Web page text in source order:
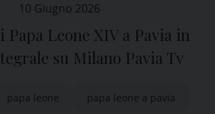
10 Giugno 2026
Papa Leone XIV a Pavia in
su Milano Pavia Tv
papa leone papa leone a pavia